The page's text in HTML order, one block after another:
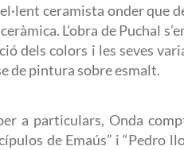
ceramista onder que
L’obra de Puchal
dels colors i les seves
de pintura sobre esmalt.
a particulars, Onda
de Emaús” i “Pedro